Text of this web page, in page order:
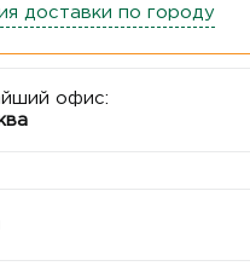
доставки по городу
офис: